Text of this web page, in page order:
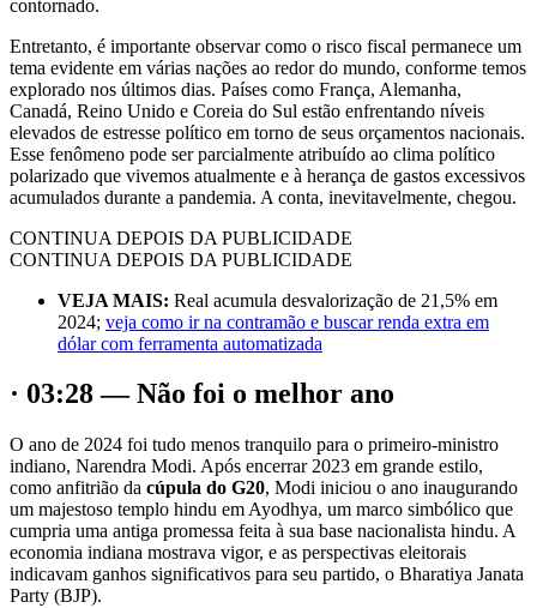
contornado.
Entretanto, é importante observar como o risco fiscal permanece um
tema evidente em várias nações ao redor do mundo, conforme temos
explorado nos últimos dias. Países como França, Alemanha,
Canadá, Reino Unido e Coreia do Sul estão enfrentando níveis
elevados de estresse político em torno de seus orçamentos nacionais.
Esse fenômeno pode ser parcialmente atribuído ao clima político
polarizado que vivemos atualmente e à herança de gastos excessivos
acumulados durante a pandemia. A conta, inevitavelmente, chegou.
CONTINUA DEPOIS DA PUBLICIDADE
CONTINUA DEPOIS DA PUBLICIDADE
VEJA MAIS: Real acumula desvalorização de 21,5% em
2024; veja como ir na contramão e buscar renda extra em
dólar com ferramenta automatizada
· 03:28 — Não foi o melhor ano
O ano de 2024 foi tudo menos tranquilo para o primeiro-ministro
indiano, Narendra Modi. Após encerrar 2023 em grande estilo,
como anfitrião da cúpula do G20, Modi iniciou o ano inaugurando
um majestoso templo hindu em Ayodhya, um marco simbólico que
cumpria uma antiga promessa feita à sua base nacionalista hindu. A
economia indiana mostrava vigor, e as perspectivas eleitorais
indicavam ganhos significativos para seu partido, o Bharatiya Janata
Party (BJP).